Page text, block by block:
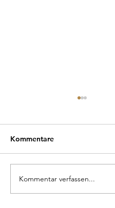
Mitten im Wald – und
doch wie Zuhause.
Kommentare
Kommentar verfassen...